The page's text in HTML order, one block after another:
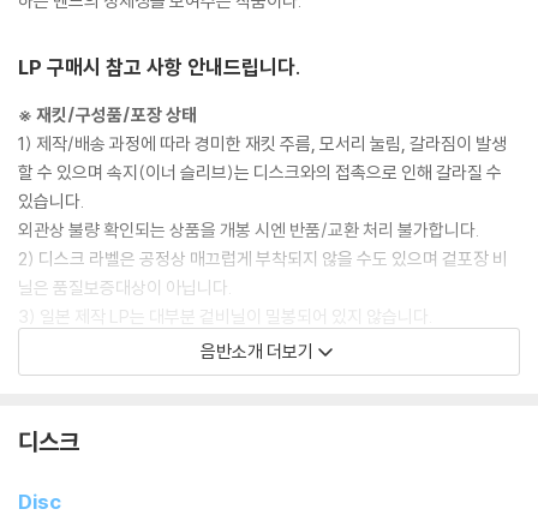
LP 구매시 참고 사항 안내드립니다.
※ 재킷/구성품/포장 상태
1) 제작/배송 과정에 따라 경미한 재킷 주름, 모서리 눌림, 갈라짐이 발생
할 수 있으며 속지(이너 슬리브)는 디스크와의 접촉으로 인해 갈라질 수
있습니다.
외관상 불량 확인되는 상품을 개봉 시엔 반품/교환 처리 불가합니다.
2) 디스크 라벨은 공정상 매끄럽게 부착되지 않을 수도 있으며 겉포장 비
닐은 품질보증대상이 아닙니다.
3) 일본 제작 LP는 대부분 겉비닐이 밀봉되어 있지 않습니다.
4) 디지털 다운로드 코드는 본사에서 공지 없이 증정 종료될 수 있습니다.
1) 침압 조절 기능이 없는 턴테이블을 사용하시는 경우, (주로 올인원 형태
모델) 다이내믹 사운드의 편차가 큰 트랙을 재생할 때 이상 현상이 발생할
수 있습니다.
음반소개 더보기
디스크
Disc